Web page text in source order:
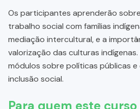
Os participantes aprenderão
trabalho social com famílias
mediação intercultural, e a
valorização das culturas indígenas.
módulos sobre políticas públicas
inclusão social.
Para quem este